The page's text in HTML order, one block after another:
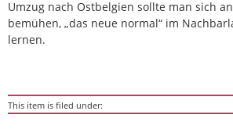
Umzug nach Ostbelgien sollte man sich
bemühen, „das neue normal“ im
lernen.
This item is filed under: